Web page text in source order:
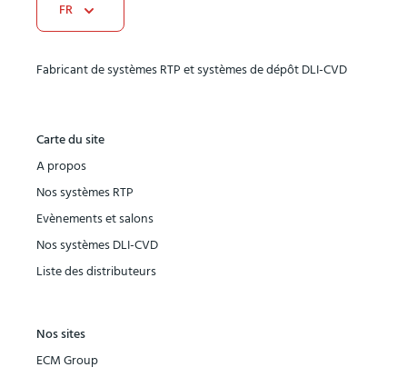
FR
Fabricant de systèmes RTP et systèmes de dépôt DLI-CVD
Carte du site
A propos
Nos systèmes RTP
Evènements et salons
Nos systèmes DLI-CVD
Liste des distributeurs
Nos sites
ECM Group